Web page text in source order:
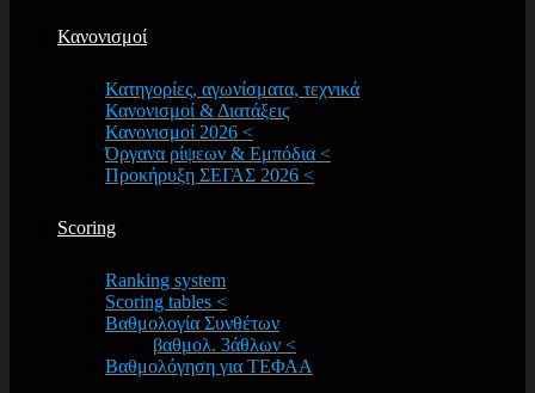
Κανονισμοί
Κατηγορίες, αγωνίσματα, τεχνικά
Κανονισμοί & Διατάξεις
Κανονισμοί 2026 <
Όργανα ρίψεων & Εμπόδια <
Προκήρυξη ΣΕΓΑΣ 2026 <
Scoring
Ranking system
Scoring tables <
Βαθμολογία Συνθέτων
βαθμολ. 3άθλων <
Βαθμολόγηση για ΤΕΦΑΑ